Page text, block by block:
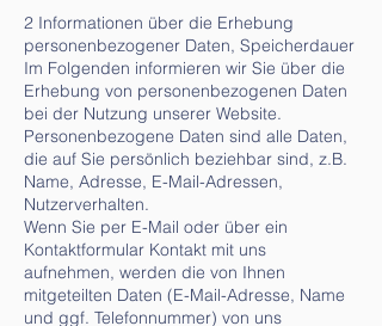
2 Informationen über die Erhebung
personenbezogener Daten, Speicherdauer
Im Folgenden informieren wir Sie über die
Erhebung von personenbezogenen Daten
bei der Nutzung unserer Website.
Personenbezogene Daten sind alle Daten,
die auf Sie persönlich beziehbar sind, z.B.
Name, Adresse, E-Mail-Adressen,
Nutzerverhalten.
Wenn Sie per E-Mail oder über ein
Kontaktformular Kontakt mit uns
aufnehmen, werden die von Ihnen
mitgeteilten Daten (E-Mail-Adresse, Name
und ggf. Telefonnummer) von uns